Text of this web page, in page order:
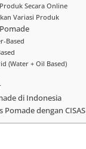
Secara Online
Variasi Produk
Based
(Water + Oil Based)
di Indonesia
Pomade dengan CISAS